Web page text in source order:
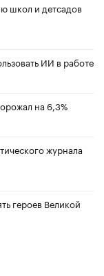
школ и детсадов
ИИ в работе
на 6,3%
журнала
героев Великой